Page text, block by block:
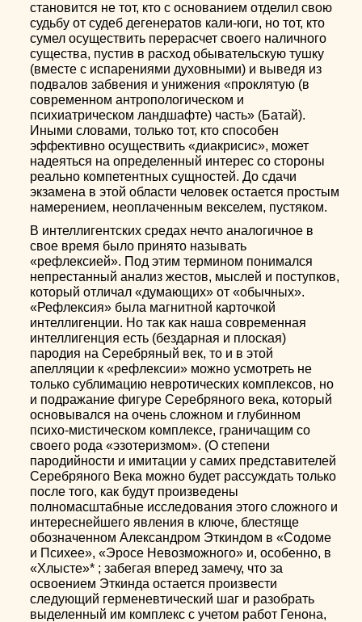
становится не тот, кто с основанием отделил свою
судьбу от судеб дегенератов кали-юги, но тот, кто
сумел осуществить перерасчет своего наличного
существа, пустив в расход обывательскую тушку
(вместе с испарениями духовными) и выведя из
подвалов забвения и унижения «проклятую (в
современном антропологическом и
психиатрическом ландшафте) часть» (Батай).
Иными словами, только тот, кто способен
эффективно осуществить «диакрисис», может
надеяться на определенный интерес со стороны
реально компетентных сущностей. До сдачи
экзамена в этой области человек остается простым
намерением, неоплаченным векселем, пустяком.
В интеллигентских средах нечто аналогичное в
свое время было принято называть
«рефлексией». Под этим термином понимался
непрестанный анализ жестов, мыслей и поступков,
который отличал «думающих» от «обычных».
«Рефлексия» была магнитной карточкой
интеллигенции. Но так как наша современная
интеллигенция есть (бездарная и плоская)
пародия на Серебряный век, то и в этой
апелляции к «рефлексии» можно усмотреть не
только сублимацию невротических комплексов, но
и подражание фигуре Серебряного века, который
основывался на очень сложном и глубинном
психо-мистическом комплексе, граничащим со
своего рода «эзотеризмом». (О степени
пародийности и имитации у самих представителей
Серебряного Века можно будет рассуждать только
после того, как будут произведены
полномасштабные исследования этого сложного и
интереснейшего явления в ключе, блестяще
обозначенном Александром Эткиндом в «Содоме
и Психее», «Эросе Невозможного» и, особенно, в
«Хлысте»* ; забегая вперед замечу, что за
освоением Эткинда остается произвести
следующий герменевтический шаг и разобрать
выделенный им комплекс с учетом работ Генона,